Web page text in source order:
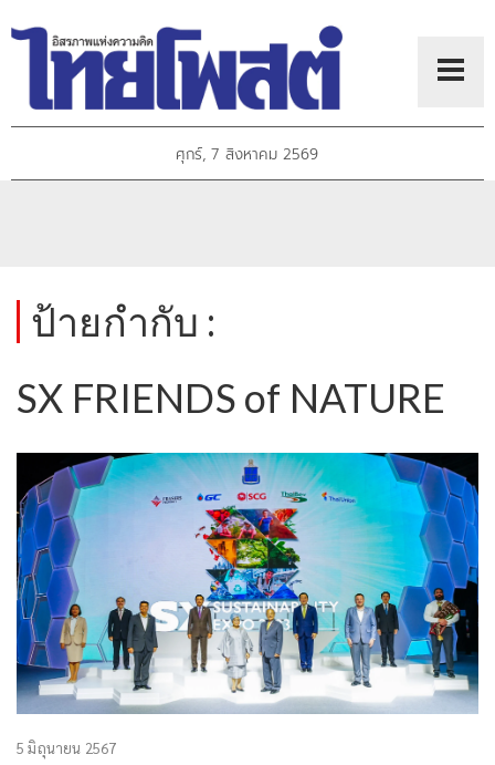
ศุกร์, 7 สิงหาคม 2569
ป้ายกำกับ :
SX FRIENDS of NATURE
5 มิถุนายน 2567